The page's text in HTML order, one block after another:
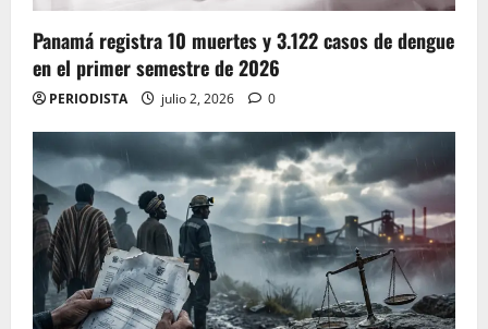
Panamá registra 10 muertes y 3.122 casos de dengue
en el primer semestre de 2026
PERIODISTA julio 2, 2026 0